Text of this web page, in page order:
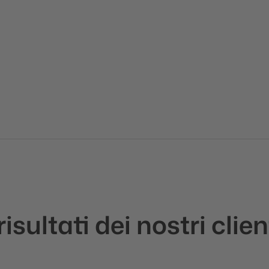
dei nostri